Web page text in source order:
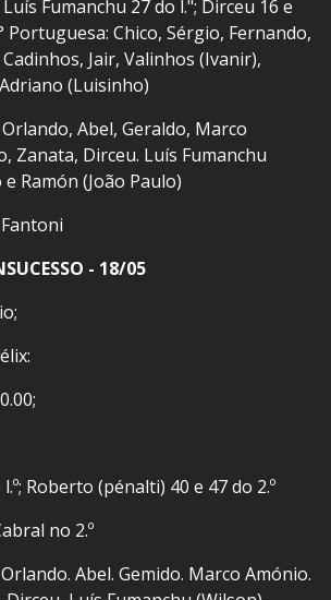
Fumanchu 27 do l."; Dirceu 16 e
Portuguesa: Chico, Sérgio, Fernando,
Jair, Valinhos (Ivanir),
(Luisinho)
Abel, Geraldo, Marco
Zanata, Dirceu. Luís Fumanchu
Ramón (João Paulo)
- 18/05
Roberto (pénalti) 40 e 47 do 2.º
no 2.º
Abel. Gemido. Marco Amónio.